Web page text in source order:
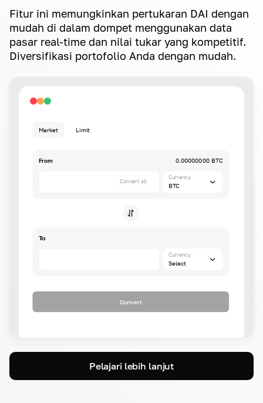
Fitur ini memungkinkan pertukaran DAI dengan
mudah di dalam dompet menggunakan data
pasar real-time dan nilai tukar yang kompetitif.
Diversifikasi portofolio Anda dengan mudah.
Market Limit
From 0.00000000 BTC
Convert all
Currency
BTC
To
Currency
Select
Convert
Pelajari lebih lanjut